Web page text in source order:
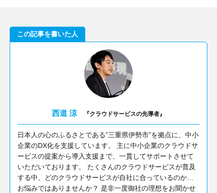
この記事を書いた人
西道 涼 『クラウドサービスの先導者』
日本人の心のふるさとである”三重県伊勢市”を拠点に、中小
企業のDX化を支援しています。 主に中小企業のクラウドサ
ービスの提案から導入支援まで、一貫してサポートさせて
いただいております。 たくさんのクラウドサービスが普及
する中、どのクラウドサービスが自社に合っているのか…
お悩みではありませんか？ 是非一度御社の理想をお聞かせ